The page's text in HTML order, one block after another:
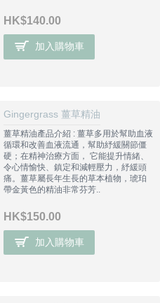
HK$140.00
加入購物車
Gingergrass 薑草精油
薑草精油產品介紹 : 薑草多用於幫助血液
循環和改善血液流通，幫助紓緩關節僵
硬；在精神治療方面， 它能提升情緒、
令心情愉快、鎮定和減輕壓力，紓緩頭
痛。薑草屬長年生長的草本植物，琥珀
帶金黃色的精油非常芬芳..
HK$150.00
加入購物車